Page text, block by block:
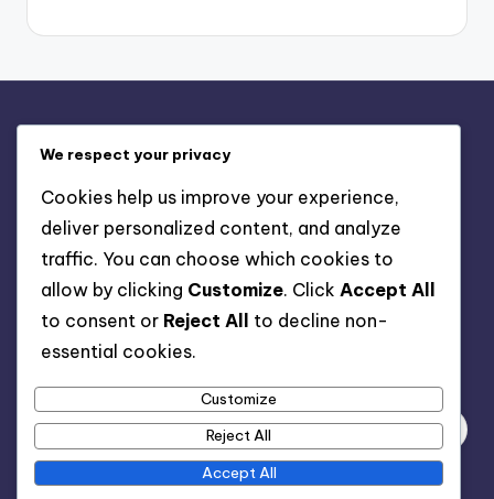
Despre
Termeni de utilizare
Preferințe cookie
Politica de confidențialitate
We respect your privacy
Cookies help us improve your experience,
deliver personalized content, and analyze
traffic. You can choose which cookies to
allow by clicking Customize. Click Accept All
to consent or Reject All
to decline non-
essential cookies.
Customize
Reject All
Accept All